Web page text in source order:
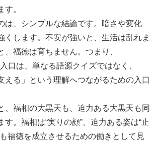
す。
は、シンプルな結論です。暗さや変化
くします。不安が強いと、生活は乱れま
、福徳は育ちません。つまり、
口は、単なる語源クイズではなく、
える」という理解へつながるための入口
、福相の大黒天も、迫力ある大黒天も同
す。福相は“実りの顔”、迫力ある姿は“止
福徳を成立させるための働きとして見